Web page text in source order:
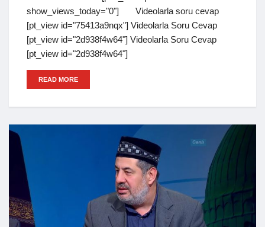
show_views_today="0"] Videolarla soru cevap
[pt_view id="75413a9nqx"] Videolarla Soru Cevap
[pt_view id="2d938f4w64"] Videolarla Soru Cevap
[pt_view id="2d938f4w64"]
READ MORE